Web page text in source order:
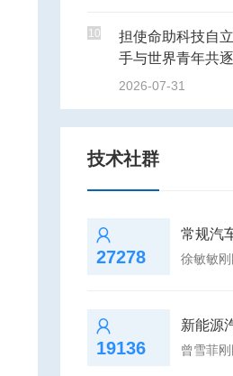
10
担使命助科技自
手与世界青年共
2026-07-31
技术社群
27278
常规汽
徐敏敏
19136
新能源
曾雪菲